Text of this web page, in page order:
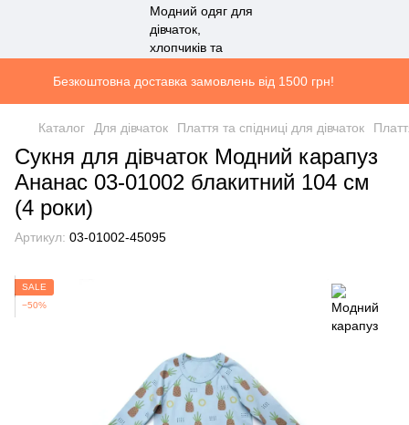
Безкоштовна доставка замовлень від 1500 грн!
Каталог Для дівчаток Плаття та спідниці для дівчаток
Сукня для дівчаток Модний карапуз
Ананас 03-01002 блакитний 104 см
(4 роки)
Артикул: 03-01002-45095
SALE
−50%